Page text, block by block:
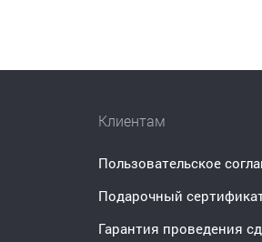
Клиентам
Пользовательское
Подарочный
Гарантия проведения